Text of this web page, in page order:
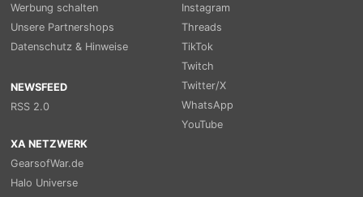
Werbung schalten
Unsere Partnershops
Datenschutz & Hinweise
NEWSFEED
RSS 2.0
Instagram
Threads
TikTok
Twitch
Twitter/X
WhatsApp
YouTube
XA NETZWERK
GearsofWar.de
Halo Universe